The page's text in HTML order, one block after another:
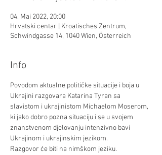
04. Mai 2022, 20:00
Hrvatski centar | Kroatisches Zentrum,
Schwindgasse 14, 1040 Wien, Österreich
Info
Povodom aktualne političke situacije i boja u
Ukrajini razgovara Katarina Tyran sa
slavistom i ukrajinistom Michaelom Moserom,
ki jako dobro pozna situaciju i se u svojem
znanstvenom djelovanju intenzivno bavi
Ukrajinom i ukrajinskim jezikom.
Razgovor će biti na nimškom jeziku.